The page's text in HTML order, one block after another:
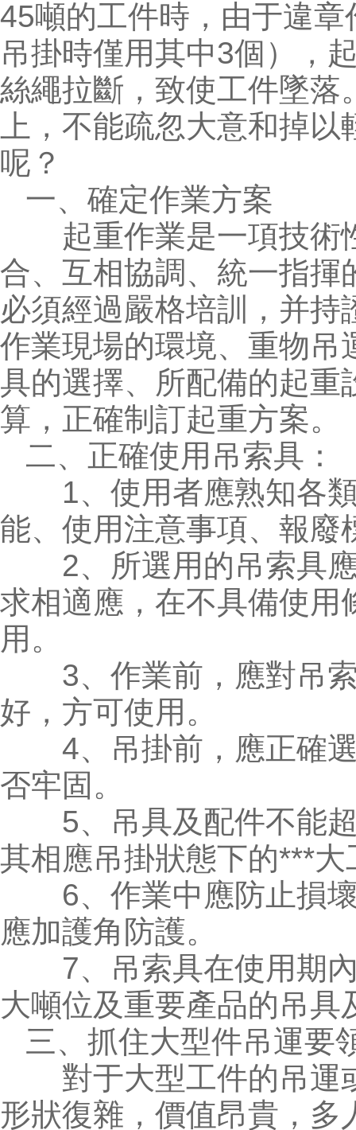
45噸的工件時，由于違
吊掛時僅用其中3個），
絲繩拉斷，致使工件墜落
上，不能疏忽大意和掉
呢？
一、確定作業方案
起重作業是一項技術
合、互相協調、統一指揮
必須經過嚴格培訓，并
作業現場的環境、重物吊
具的選擇、所配備的起重
算，正確制訂起重方案。
二、正確使用吊索具：
1、使用者應熟知各類
能、使用注意事項、報廢
2、所選用的吊索具應
求相適應，在不具備使用
用。
3、作業前，應對吊索
好，方可使用。
4、吊掛前，應正確選
否牢固。
5、吊具及配件不能超
其相應吊掛狀態下的***大
6、作業中應防止損壞
應加護角防護。
7、吊索具在使用期內
大噸位及重要產品的吊
三、抓住大型件吊運要
對于大型工件的吊運
形狀復雜，價值昂貴，